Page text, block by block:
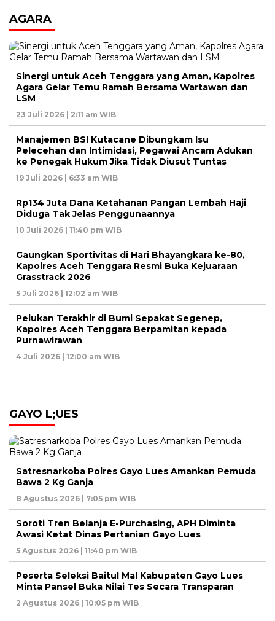
AGARA
Sinergi untuk Aceh Tenggara yang Aman, Kapolres
Agara Gelar Temu Ramah Bersama Wartawan dan
LSM
23 Juli 2026 | 2:11 am WIB
Manajemen BSI Kutacane Dibungkam Isu
Pelecehan dan Intimidasi, Pegawai Ancam Adukan
ke Penegak Hukum Jika Tidak Diusut Tuntas
19 Juli 2026 | 6:33 am WIB
Rp134 Juta Dana Ketahanan Pangan Lembah Haji
Diduga Tak Jelas Penggunaannya
10 Juli 2026 | 11:40 pm WIB
Gaungkan Sportivitas di Hari Bhayangkara ke-80,
Kapolres Aceh Tenggara Resmi Buka Kejuaraan
Grasstrack 2026
5 Juli 2026 | 12:02 am WIB
Pelukan Terakhir di Bumi Sepakat Segenep,
Kapolres Aceh Tenggara Berpamitan kepada
Purnawirawan
4 Juli 2026 | 12:00 am WIB
GAYO L;UES
Satresnarkoba Polres Gayo Lues Amankan Pemuda
Bawa 2 Kg Ganja
8 Agustus 2026 | 7:05 pm WIB
Soroti Tren Belanja E-Purchasing, APH Diminta
Awasi Ketat Dinas Pertanian Gayo Lues
5 Agustus 2026 | 11:40 pm WIB
Peserta Seleksi Baitul Mal Kabupaten Gayo Lues
Minta Pansel Buka Nilai Tes Secara Transparan
2 Agustus 2026 | 10:05 pm WIB